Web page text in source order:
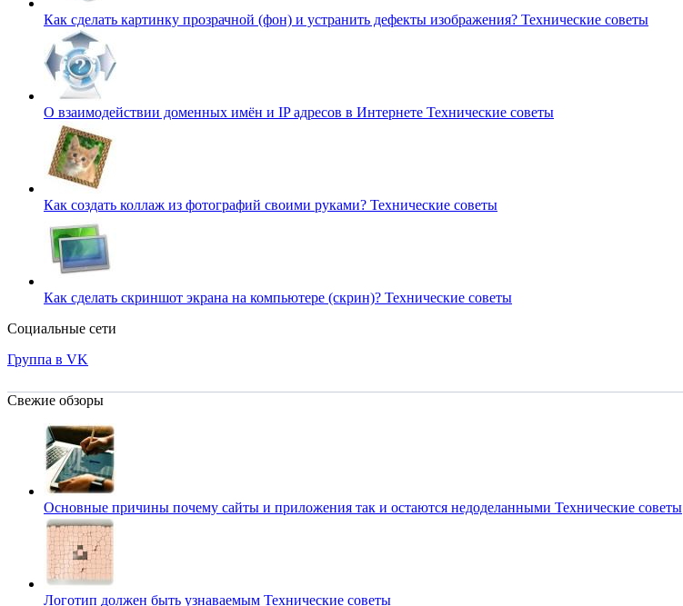
Как сделать картинку прозрачной (фон) и устранить дефекты изображения? Технические советы
О взаимодействии доменных имён и IP адресов в Интернете Технические советы
Как создать коллаж из фотографий своими руками? Технические советы
Как сделать скриншот экрана на компьютере (скрин)? Технические советы
Социальные сети
Группа в VK
Свежие обзоры
Основные причины почему сайты и приложения так и остаются недоделанными Технические советы
Логотип должен быть узнаваемым Технические советы